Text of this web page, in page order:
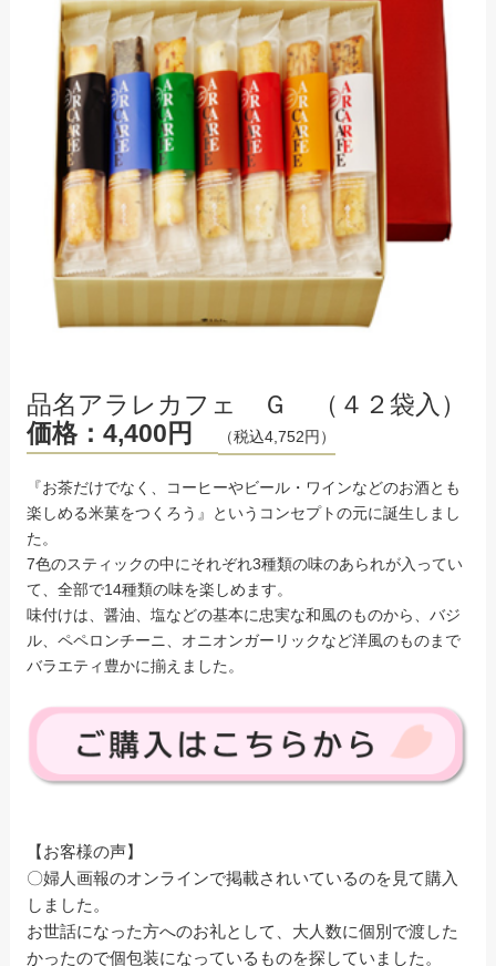
品名アラレカフェ Ｇ （４２袋入）
価格：4,400円
（税込4,752円）
『お茶だけでなく、コーヒーやビール・ワインなどのお酒とも
楽しめる米菓をつくろう』というコンセプトの元に誕生しまし
た。
7色のスティックの中にそれぞれ3種類の味のあられが入ってい
て、全部で14種類の味を楽しめます。
味付けは、醤油、塩などの基本に忠実な和風のものから、バジ
ル、ペペロンチーニ、オニオンガーリックなど洋風のものまで
バラエティ豊かに揃えました。
【お客様の声】
〇婦人画報のオンラインで掲載されいているのを見て購入
しました。
お世話になった方へのお礼として、大人数に個別で渡した
かったので個包装になっているものを探していました。